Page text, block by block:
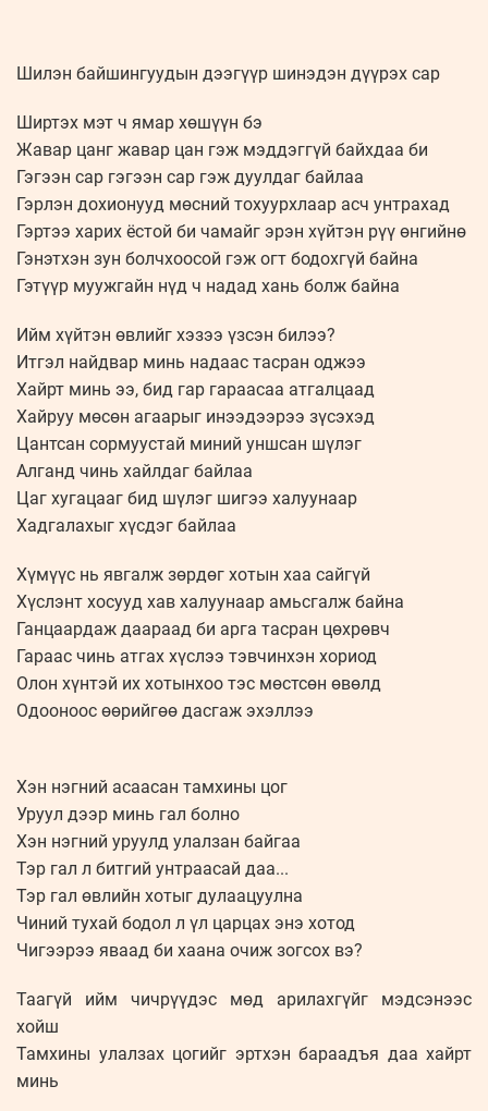
Шилэн байшингуудын дээгүүр шинэдэн дүүрэх сар
Ширтэх мэт ч ямар хөшүүн бэ
Жавар цанг жавар цан гэж мэддэггүй байхдаа би
Гэгээн сар гэгээн сар гэж дуулдаг байлаа
Гэрлэн дохионууд мөсний тохуурхлаар асч унтрахад
Гэртээ харих ёстой би чамайг эрэн хүйтэн рүү өнгийнө
Гэнэтхэн зун болчхоосой гэж огт бодохгүй байна
Гэтүүр муужгайн нүд ч надад хань болж байна
Ийм хүйтэн өвлийг хэзээ үзсэн билээ?
Итгэл найдвар минь надаас тасран оджээ
Хайрт минь ээ, бид гар гараасаа атгалцаад
Хайруу мөсөн агаарыг инээдээрээ зүсэхэд
Цантсан сормуустай миний уншсан шүлэг
Алганд чинь хайлдаг байлаа
Цаг хугацааг бид шүлэг шигээ халуунаар
Хадгалахыг хүсдэг байлаа
Хүмүүс нь явгалж зөрдөг хотын хаа сайгүй
Хүслэнт хосууд хав халуунаар амьсгалж байна
Ганцаардаж даараад би арга тасран цөхрөвч
Гараас чинь атгах хүслээ тэвчинхэн хориод
Олон хүнтэй их хотынхоо тэс мөстсөн өвөлд
Одооноос өөрийгөө дасгаж эхэллээ
Хэн нэгний асаасан тамхины цог
Уруул дээр минь гал болно
Хэн нэгний уруулд улалзан байгаа
Тэр гал л битгий унтраасай даа...
Тэр гал өвлийн хотыг дулаацуулна
Чиний тухай бодол л үл царцах энэ хотод
Чигээрээ яваад би хаана очиж зогсох вэ?
Таагүй ийм чичрүүдэс мөд арилахгүйг мэдсэнээс
хойш
Тамхины улалзах цогийг эртхэн бараадъя даа хайрт
минь